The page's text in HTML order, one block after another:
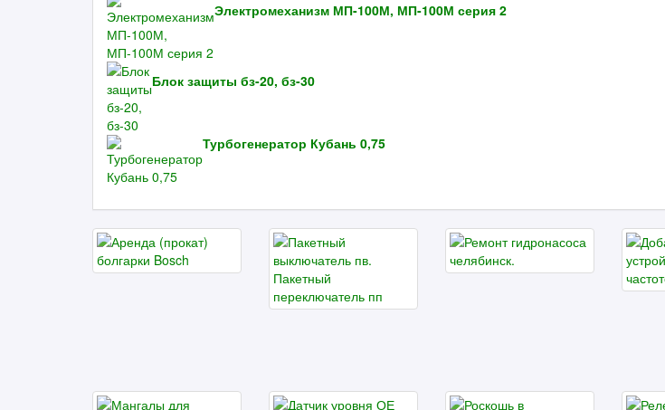
Электромеханизм МП-100М, МП-100М серия 2
Блок защиты бз-20, бз-30
Турбогенератор Кубань 0,75